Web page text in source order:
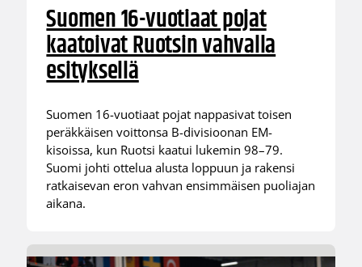
Suomen 16-vuotiaat pojat
kaatoivat Ruotsin vahvalla
esityksellä
Suomen 16-vuotiaat pojat nappasivat toisen
peräkkäisen voittonsa B-divisioonan EM-
kisoissa, kun Ruotsi kaatui lukemin 98–79.
Suomi johti ottelua alusta loppuun ja rakensi
ratkaisevan eron vahvan ensimmäisen puoliajan
aikana.